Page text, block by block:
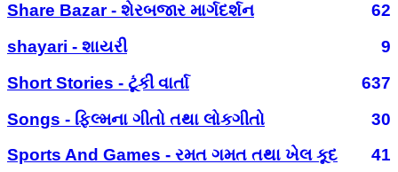
Share Bazar - શેરબજાર માર્ગદર્શન
62
shayari - શાયરી
9
Short Stories - ટૂંકી વાર્તા
637
Songs - ફિલ્મના ગીતો તથા લોકગીતો
30
Sports And Games - રમત ગમત તથા ખેલ કૂદ
41